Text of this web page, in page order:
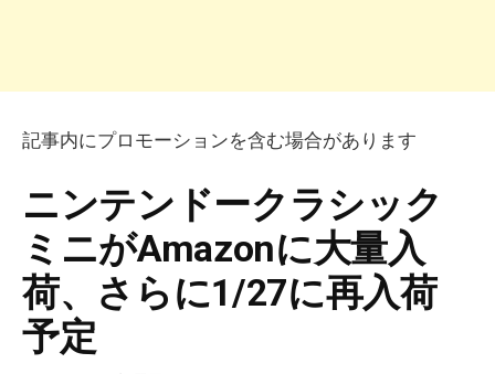
記事内にプロモーションを含む場合があります
ニンテンドークラシック
ミニがAmazonに大量入
荷、さらに1/27に再入荷
予定